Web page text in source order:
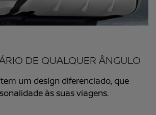
DE QUALQUER ÂNGULO​
um design diferenciado, que
às suas viagens.​